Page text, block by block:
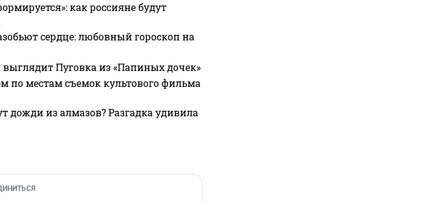
как россияне будут
сердце: любовный гороскоп на
выглядит Пуговка из «Папиных дочек»
по местам съемок культового фильма
дожди из алмазов? Разгадка удивила